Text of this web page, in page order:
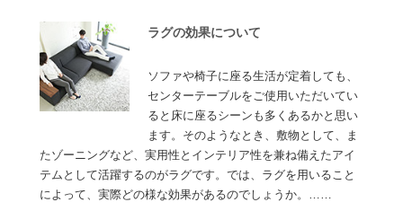
ラグの効果について
ソファや椅子に座る生活が定着しても、
センターテーブルをご使用いただいてい
ると床に座るシーンも多くあるかと思い
ます。そのようなとき、敷物として、ま
たゾーニングなど、実用性とインテリア性を兼ね備えたアイ
テムとして活躍するのがラグです。では、ラグを用いること
によって、実際どの様な効果があるのでしょうか。……